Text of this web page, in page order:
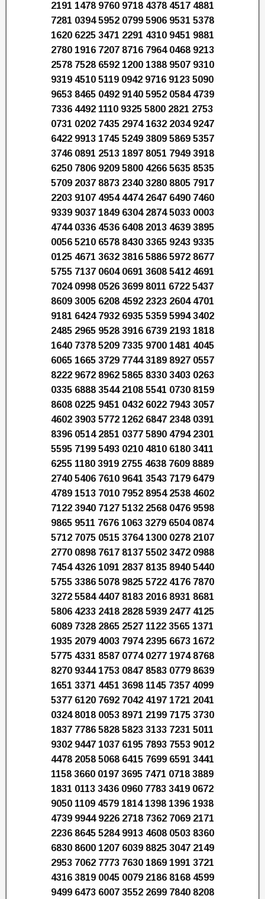
2191 1478 9760 9718 4378 4517 4881
7281 0394 5952 0799 5906 9531 5378
1620 6225 3471 2291 4310 9451 9881
2780 1916 7207 8716 7964 0468 9213
2578 7528 6592 1200 1388 9507 9310
9319 4510 5119 0942 9716 9123 5090
9653 8465 0492 9140 5952 0584 4739
7336 4492 1110 9325 5800 2821 2753
0731 0202 7435 2974 1632 2034 9247
6422 9913 1745 5249 3809 5869 5357
3746 0891 2513 1897 8051 7949 3918
6250 7806 9209 5800 4266 5635 8535
5709 2037 8873 2340 3280 8805 7917
2203 9107 4954 4474 2647 6490 7460
9339 9037 1849 6304 2874 5033 0003
4744 0336 4536 6408 2013 4639 3895
0056 5210 6578 8430 3365 9243 9335
0125 4671 3632 3816 5886 5972 8677
5755 7137 0604 0691 3608 5412 4691
7024 0998 0526 3699 8011 6722 5437
8609 3005 6208 4592 2323 2604 4701
9181 6424 7932 6935 5359 5994 3402
2485 2965 9528 3916 6739 2193 1818
1640 7378 5209 7335 9700 1481 4045
6065 1665 3729 7744 3189 8927 0557
8222 9672 8962 5865 8330 3403 0263
0335 6888 3544 2108 5541 0730 8159
8608 0225 9451 0432 6022 7943 3057
4602 3903 5772 1262 6847 2348 0391
8396 0514 2851 0377 5890 4794 2301
5595 7199 5493 0210 4810 6180 3411
6255 1180 3919 2755 4638 7609 8889
2740 5406 7610 9641 3543 7179 6479
4789 1513 7010 7952 8954 2538 4602
7122 3940 7127 5132 2568 0476 9598
9865 9511 7676 1063 3279 6504 0874
5712 7075 0515 3764 1300 0278 2107
2770 0898 7617 8137 5502 3472 0988
7454 4326 1091 2837 8135 8940 5440
5755 3386 5078 9825 5722 4176 7870
3272 5584 4407 8183 2016 8931 8681
5806 4233 2418 2828 5939 2477 4125
6089 7328 2865 2527 1122 3565 1371
1935 2079 4003 7974 2395 6673 1672
5775 4331 8587 0774 0277 1974 8768
8270 9344 1753 0847 8583 0779 8639
1651 3371 4451 3698 1145 7357 4099
5377 6120 7692 7042 4197 1721 2041
0324 8018 0053 8971 2199 7175 3730
1837 7786 5828 5823 3133 7231 5011
9302 9447 1037 6195 7893 7553 9012
4478 2058 5068 6415 7699 6591 3441
1158 3660 0197 3695 7471 0718 3889
1831 0113 3436 0960 7783 3419 0672
9050 1109 4579 1814 1398 1396 1938
4739 9944 9226 2718 7362 7069 2171
2236 8645 5284 9913 4608 0503 8360
6830 8600 1207 6039 8825 3047 2149
2953 7062 7773 7630 1869 1991 3721
4316 3819 0045 0079 2186 8168 4599
9499 6473 6007 3552 2699 7840 8208